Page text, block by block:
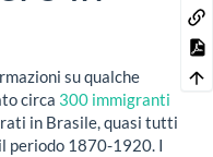
su qualche
circa 300 immigranti
in Brasile, quasi tutti
periodo 1870-1920. I